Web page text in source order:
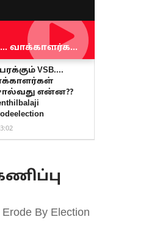
பரபரக்கும் VSB.... வாக்காளர்கள் சொல்வது என்ன?? #senthilbalaji #erodeelection
VSB....
என்ன??
By Election